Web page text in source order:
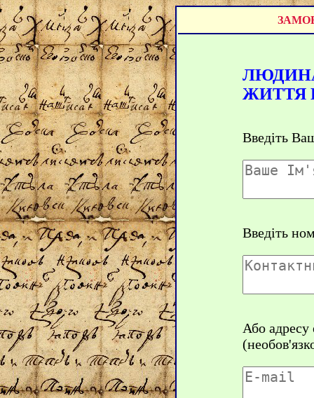
ЖИТТЯ
Введіть
Введіть
Або